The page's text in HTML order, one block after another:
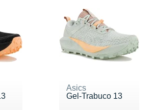
Asics
Gel-Trabuco 13